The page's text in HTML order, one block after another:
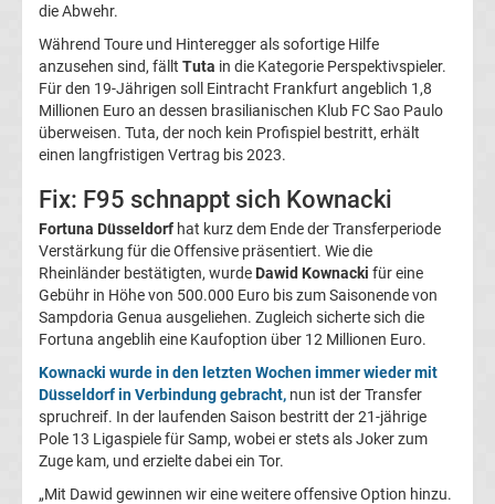
Alle
DFB-
Präsidenten
Alle
Fußballer
des
Jahres
in
Deutschland
die Abwehr.
Während Toure und Hinteregger als sofortige Hilfe
anzusehen sind, fällt Tuta in die Kategorie Perspektivspieler.
Für den 19-Jährigen soll Eintracht Frankfurt angeblich 1,8
Millionen Euro an dessen brasilianischen Klub FC Sao Paulo
überweisen. Tuta, der noch kein Profispiel bestritt, erhält
einen langfristigen Vertrag bis 2023.
Fix: F95 schnappt sich Kownacki
Fortuna Düsseldorf hat kurz dem Ende der Transferperiode
Verstärkung für die Offensive präsentiert. Wie die
Rheinländer bestätigten, wurde Dawid Kownacki für eine
Gebühr in Höhe von 500.000 Euro bis zum Saisonende von
Sampdoria Genua ausgeliehen. Zugleich sicherte sich die
Fortuna angeblih eine Kaufoption über 12 Millionen Euro.
Kownacki wurde in den letzten Wochen immer wieder mit
Düsseldorf in Verbindung gebracht, nun ist der Transfer
spruchreif. In der laufenden Saison bestritt der 21-jährige
Pole 13 Ligaspiele für Samp, wobei er stets als Joker zum
Zuge kam, und erzielte dabei ein Tor.
„Mit Dawid gewinnen wir eine weitere offensive Option hinzu.